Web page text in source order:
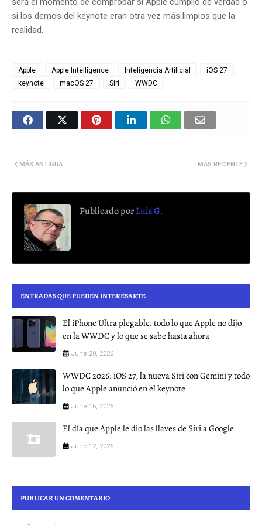
si los demos del keynote eran otra vez más limpios que la
realidad.
Apple Apple Intelligence Inteligencia Artificial
iOS 27
keynote
macOS 27 Siri WWDC
MÁS RECIENTE
MÁS ANTIGUA
Publicado porLuis G.
ENTRADAS QUE PUEDEN INTERESARTE
El iPhone Ultra plegable: todo lo que Apple no dijo
en la WWDC y lo que se sabe hasta ahora
June 20, 2026
WWDC 2026: iOS 27, la nueva Siri con Gemini y todo
lo que Apple anunció en el keynote
June 16, 2026
El día que Apple le dio las llaves de Siri a Google
June 12, 2026
PUBLICAR UN COMENTARIO